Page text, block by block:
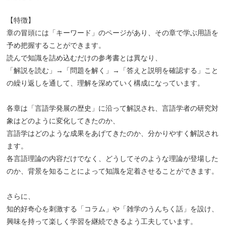
【特徴】
章の冒頭には「キーワード」のページがあり、その章で学ぶ用語を
予め把握することができます。
読んで知識を詰め込むだけの参考書とは異なり、
「解説を読む」→「問題を解く」→「答えと説明を確認する」こと
の繰り返しを通して、理解を深めていく構成になっています。
各章は「言語学発展の歴史」に沿って解説され、言語学者の研究対
象はどのように変化してきたのか、
言語学はどのような成果をあげてきたのか、分かりやすく解説され
ます。
各言語理論の内容だけでなく、どうしてそのような理論が登場した
のか、背景を知ることによって知識を定着させることができます。
さらに、
知的好奇心を刺激する「コラム」や「雑学のうんちく話」を設け、
興味を持って楽しく学習を継続できるよう工夫しています。